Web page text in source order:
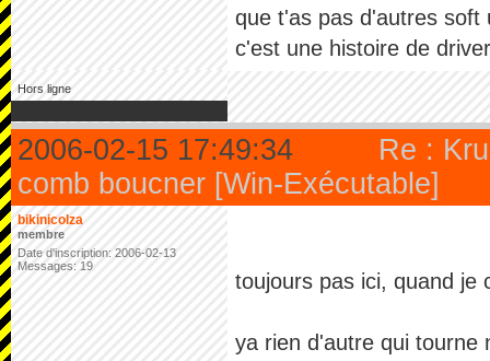
que t'as pas d'autres soft
c'est une histoire de
Hors ligne
2006-02-15 17:49:34
Re :
comb boucner [Win-Exécutable]
bikinicolza
membre
Date d'inscription: 2006-02-13
Messages: 19
toujours pas ici, quand je
ya rien d'autre qui tourne